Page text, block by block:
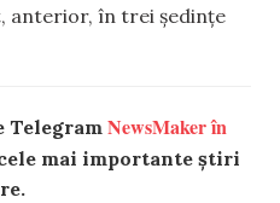
anterior, în trei ședințe
Telegram NewsMaker în
mai importante știri